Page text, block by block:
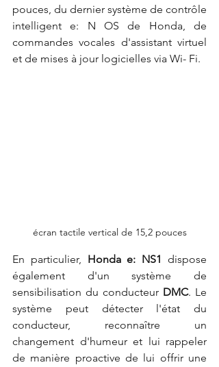
pouces, du dernier système de contrôle
intelligent e: N OS de Honda, de
commandes vocales d'assistant virtuel
et de mises à jour logicielles via Wi- Fi.
écran tactile vertical de 15,2 pouces
En particulier, Honda e: NS1 dispose
également d'un système de
sensibilisation du conducteur DMC. Le
système peut détecter l'état du
conducteur, reconnaître un
changement d'humeur et lui rappeler
de manière proactive de lui offrir une